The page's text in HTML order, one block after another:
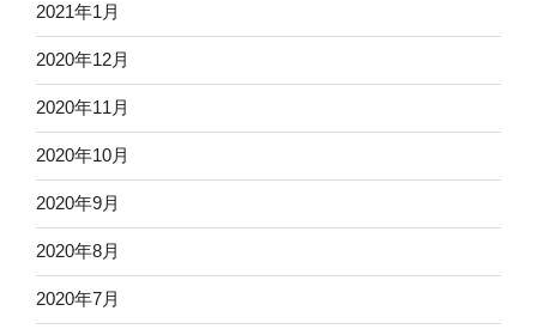
2021年1月
2020年12月
2020年11月
2020年10月
2020年9月
2020年8月
2020年7月